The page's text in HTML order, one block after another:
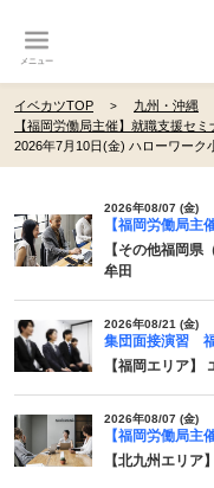
メニュー
イベカツTOP 九州・沖縄
【福岡労働局主催】就職支援セ
2026年7月10日(金) ハローワーク
2026年08/07 (金)
【福岡労働局
【その他福岡
牟田
2026年08/21 (金)
集団面接演習
【福岡エリア】
2026年08/07 (金)
【福岡労働局
【北九州エリア